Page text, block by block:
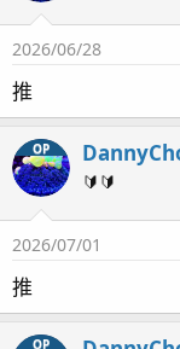
2026/06/28
推
OP
🔰🔰
2026/07/01
推
OP